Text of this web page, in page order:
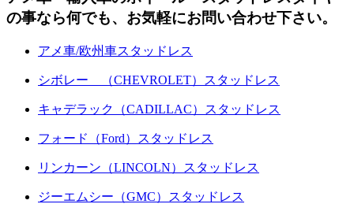
の事なら何でも、お気軽にお問い合わせ下さい。
アメ車/欧州車スタッドレス
シボレー （CHEVROLET）スタッドレス
キャデラック（CADILLAC）スタッドレス
フォード（Ford）スタッドレス
リンカーン（LINCOLN）スタッドレス
ジーエムシー（GMC）スタッドレス